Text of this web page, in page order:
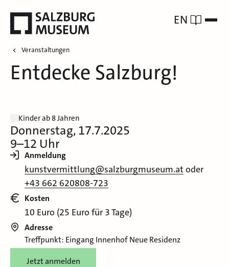
EN
Veranstaltungen
Entdecke Salzburg!
Kinder ab 8 Jahren
Donnerstag, 17.7.2025
9–12 Uhr
Anmeldung
kunstvermittlung@salzburgmuseum.at oder
+43 662 620808-723
Kosten
10 Euro (25 Euro für 3 Tage)
Adresse
Treffpunkt: Eingang Innenhof Neue Residenz
Jetzt anmelden